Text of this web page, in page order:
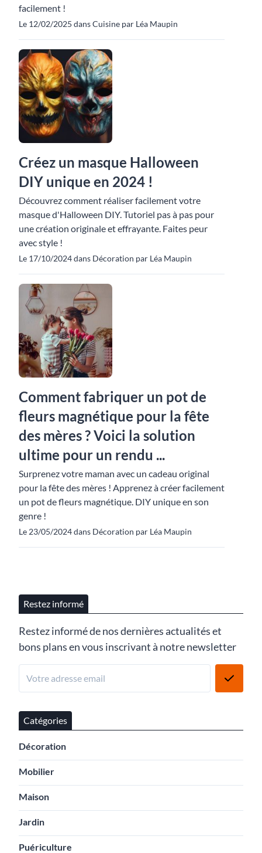
facilement !
Le 12/02/2025 dans Cuisine par Léa Maupin
Créez un masque Halloween
DIY unique en 2024 !
Découvrez comment réaliser facilement votre
masque d'Halloween DIY. Tutoriel pas à pas pour
une création originale et effrayante. Faites peur
avec style !
Le 17/10/2024 dans Décoration par Léa Maupin
Comment fabriquer un pot de
fleurs magnétique pour la fête
des mères ? Voici la solution
ultime pour un rendu ...
Surprenez votre maman avec un cadeau original
pour la fête des mères ! Apprenez à créer facilement
un pot de fleurs magnétique. DIY unique en son
genre !
Le 23/05/2024 dans Décoration par Léa Maupin
Restez informé
Restez informé de nos dernières actualités et
bons plans en vous inscrivant à notre newsletter
Catégories
Décoration
Mobilier
Maison
Jardin
Puériculture